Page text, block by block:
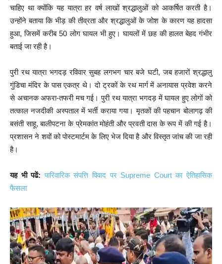
चाहिए था क्योंकि यह यात्रा हर वर्ष लाखों श्रद्धालुओं को आकर्षित करती है।
उन्होंने बताया कि भीड़ की तीव्रता और श्रद्धालुओं के जोश के कारण यह हादसा
हुआ, जिसमें करीब 50 लोग घायल भी हुए। घायलों में छह की हालत बेहद गंभीर
बताई जा रही है।
पुरी रथ यात्रा भगदड़ रविवार सुबह लगभग चार बजे घटी, जब हजारों श्रद्धालु
गुंडिचा मंदिर के पास एकत्र थे। दो ट्रकों के रथ मार्ग में अनायास प्रवेश करने
से अचानक अफरा-तफरी मच गई। पुरी रथ यात्रा भगदड़ में घायल हुए लोगों को
तत्काल नजदीकी अस्पताल में भर्ती कराया गया। मृतकों की पहचान बोलागढ़ की
बसंती साहू, बालीपटना के प्रेमकांत मोहंती और प्रवती दास के रूप में की गई है।
प्रशासन ने शवों को पोस्टमार्टम के लिए भेज दिया है और विस्तृत जांच की जा रही
है।
यह भी पढें: पारिवारिक संपत्ति विवाद पर Supreme Court का ऐतिहासिक
फैसला